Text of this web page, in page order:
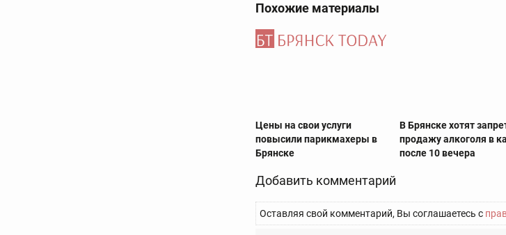
Похожие материалы
Цены на свои услуги
повысили парикмахеры в
Брянске
В Брянске хотят
продажу алкоголя в
после 10 вечера
Добавить комментарий
Оставляя свой комментарий, Вы соглашаетесь с